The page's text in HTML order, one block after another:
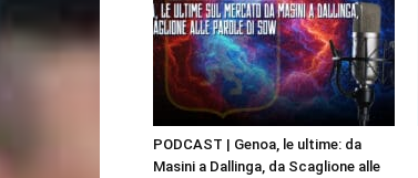
PODCAST | Genoa, le ultime: da
Masini a Dallinga, da Scaglione alle